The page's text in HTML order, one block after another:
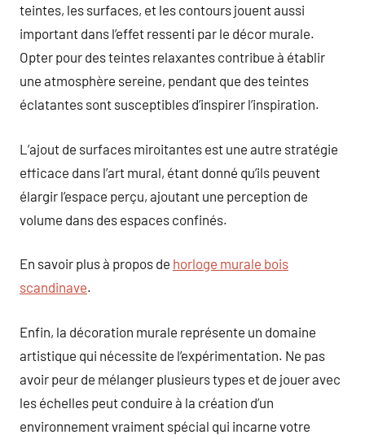
teintes, les surfaces, et les contours jouent aussi
important dans l’effet ressenti par le décor murale.
Opter pour des teintes relaxantes contribue à établir
une atmosphère sereine, pendant que des teintes
éclatantes sont susceptibles d’inspirer l’inspiration.
L’ajout de surfaces miroitantes est une autre stratégie
efficace dans l’art mural, étant donné qu’ils peuvent
élargir l’espace perçu, ajoutant une perception de
volume dans des espaces confinés.
En savoir plus à propos de horloge murale bois
scandinave.
Enfin, la décoration murale représente un domaine
artistique qui nécessite de l’expérimentation. Ne pas
avoir peur de mélanger plusieurs types et de jouer avec
les échelles peut conduire à la création d’un
environnement vraiment spécial qui incarne votre